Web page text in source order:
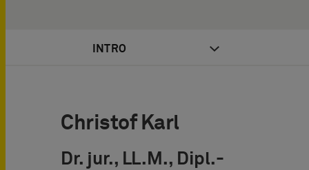
INTRO
Christof Karl
Dr. jur., LL.M., Dipl.-